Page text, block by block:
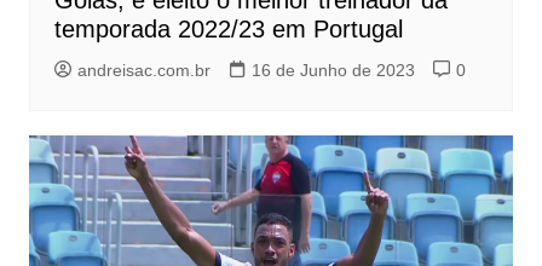
temporada 2022/23 em Portugal
andreisac.com.br 16 de Junho de 2023 0